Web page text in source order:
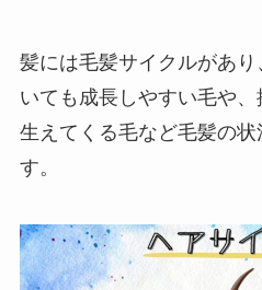
髪には毛髪サイクルがあ
いても成長しやすい毛や、
生えてくる毛など毛髪の
す。